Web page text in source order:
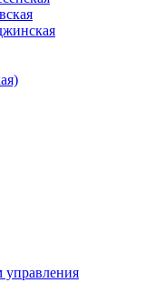
управления